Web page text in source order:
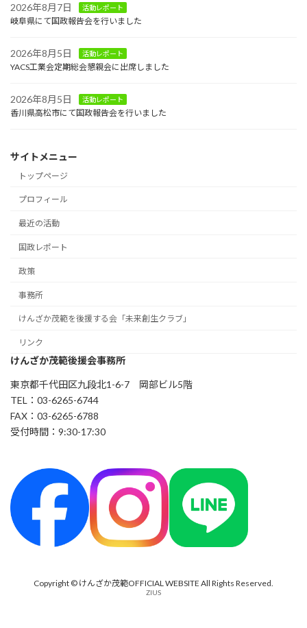
2026年8月7日
活動レポート
岐阜県にて国政報告会を行いました
2026年8月5日 活動レポート
YACS工業会定期総会懇親会に出席しました
2026年8月5日 活動レポート
香川県高松市にて国政報告会を行いました
サイトメニュー
トップページ
プロフィール
最近の活動
国政レポート
政策
事務所
けんざか茂範を後援する会「未来創生クラブ」
リンク
けんざか茂範後援会事務所
東京都千代田区九段北1-6-7 岡部ビル5階
TEL：03-6265-6744
FAX：03-6265-6788
受付時間：9:30-17:30
Copyright © けんざか茂範OFFICIAL WEBSITE All Rights Reserved.
ZIUS